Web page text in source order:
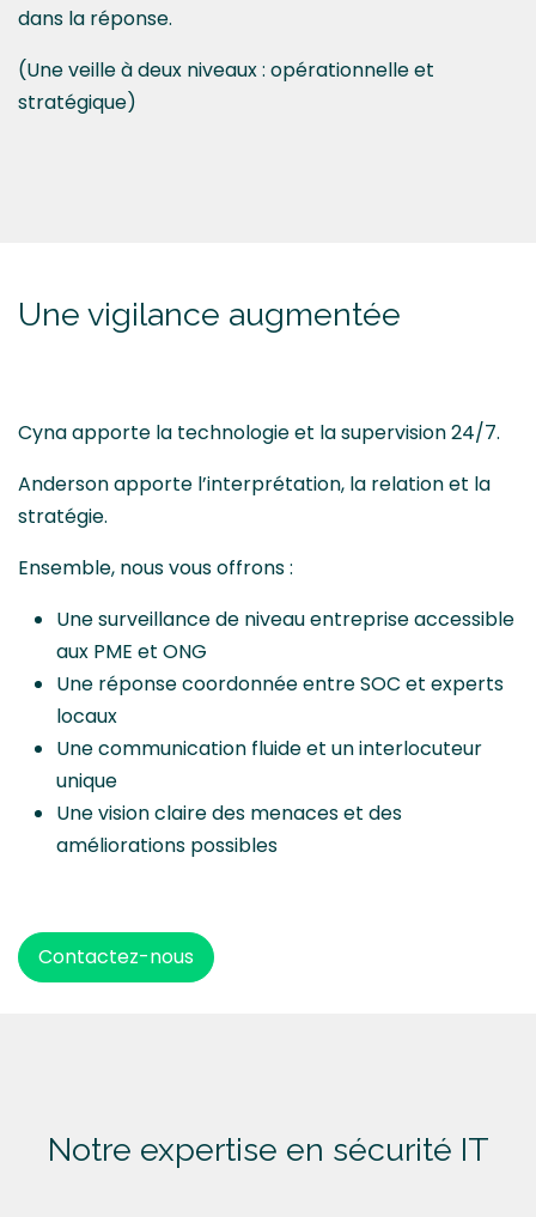
dans la réponse.
(Une veille à deux niveaux : opérationnelle et
stratégique)
Une vigilance augmentée
Cyna apporte la technologie et la supervision 24/7.
Anderson apporte l’interprétation, la relation et la
stratégie.
Ensemble, nous vous offrons :
Une surveillance de niveau entreprise accessible
aux PME et ONG
Une réponse coordonnée entre SOC et experts
locaux
Une communication fluide et un interlocuteur
unique
Une vision claire des menaces et des
améliorations possibles
Contactez-nous
Notre expertise en sécurité IT